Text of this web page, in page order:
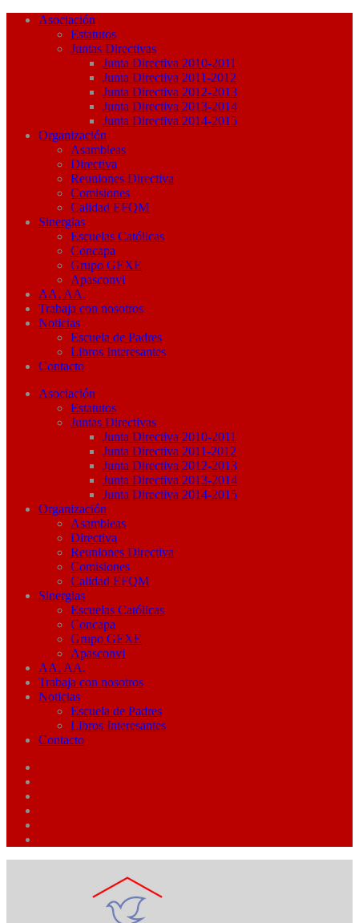
Asociación
Estatutos
Juntas Directivas
Junta Directiva 2010-2011
Junta Directiva 2011-2012
Junta Directiva 2012-2013
Junta Directiva 2013-2014
Junta Directiva 2014-2015
Organización
Asambleas
Directiva
Reuniones Directiva
Comisiones
Calidad EFQM
Sinergias
Escuelas Católicas
Concapa
Grupo GEXE
Apasconvi
AA. AA.
Trabaja con nosotros
Noticias
Escuela de Padres
Libros Interesantes
Contacto
Asociación
Estatutos
Juntas Directivas
Junta Directiva 2010-2011
Junta Directiva 2011-2012
Junta Directiva 2012-2013
Junta Directiva 2013-2014
Junta Directiva 2014-2015
Organización
Asambleas
Directiva
Reuniones Directiva
Comisiones
Calidad EFQM
Sinergias
Escuelas Católicas
Concapa
Grupo GEXE
Apasconvi
AA. AA.
Trabaja con nosotros
Noticias
Escuela de Padres
Libros Interesantes
Contacto